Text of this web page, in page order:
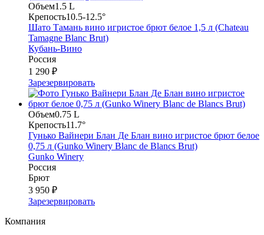
Объем1.5 L
Крепость10.5-12.5°
Шато Тамань вино игристое брют белое 1,5 л (Chateau
Tamagne Blanc Brut)
Кубань-Вино
Россия
1 290 ₽
Зарезервировать
Объем0.75 L
Крепость11.7°
Гунько Вайнери Блан Де Блан вино игристое брют белое
0,75 л (Gunko Winery Blanc de Blancs Brut)
Gunko Winery
Россия
Брют
3 950 ₽
Зарезервировать
Компания